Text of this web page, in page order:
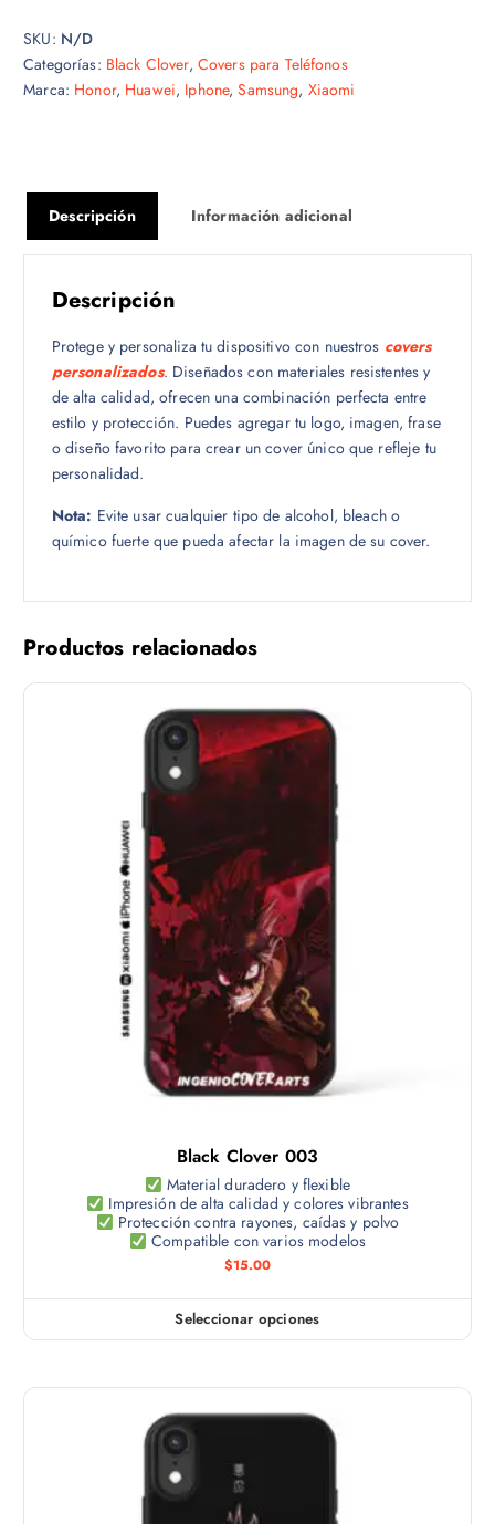
SKU: N/D
Categorías: Black Clover, Covers para Teléfonos
Marca: Honor, Huawei, Iphone,Samsung, Xiaomi
Descripción Información adicional
Descripción
Protege y personaliza tu dispositivo con nuestros covers
personalizados. Diseñados con materiales resistentes y
de alta calidad, ofrecen una combinación perfecta entre
estilo y protección. Puedes agregar tu logo, imagen, frase
o diseño favorito para crear un cover único que refleje tu
personalidad.
Nota: Evite usar cualquier tipo de alcohol, bleach o
químico fuerte que pueda afectar la imagen de su cover.
Productos relacionados
Black Clover 003
Material duradero y flexible
Impresión de alta calidad y colores vibrantes
Protección contra rayones, caídas y polvo
Compatible con varios modelos
$15.00
Seleccionar opciones
E
d